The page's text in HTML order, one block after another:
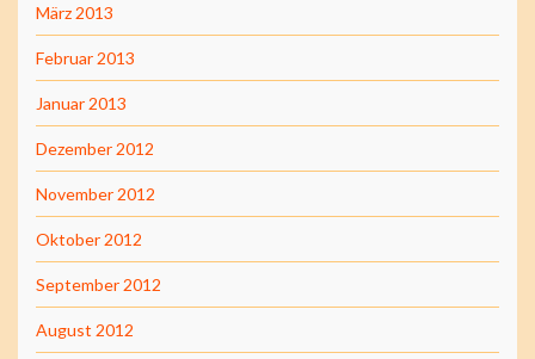
März 2013
Februar 2013
Januar 2013
Dezember 2012
November 2012
Oktober 2012
September 2012
August 2012